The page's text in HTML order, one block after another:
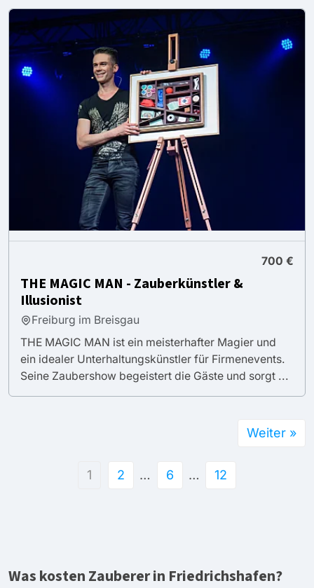
700 €
THE MAGIC MAN - Zauberkünstler &
Illusionist
Freiburg im Breisgau
THE MAGIC MAN ist ein meisterhafter Magier und
ein idealer Unterhaltungskünstler für Firmenevents.
Seine Zaubershow begeistert die Gäste und sorgt ...
1 2 … 6 … 12
Weiter »
Was kosten Zauberer in Friedrichshafen?